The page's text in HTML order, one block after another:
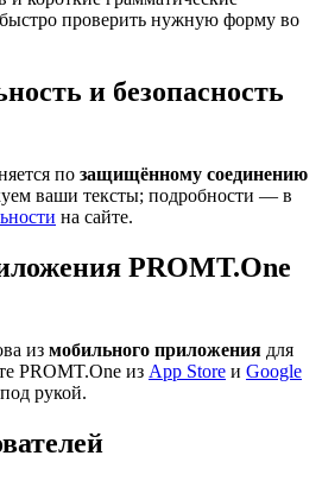
проверить нужную форму во
и безопасность
по защищённому соединению
ваши тексты; подробности — в
на сайте.
PROMT.One
из мобильного приложения для
PROMT.One из App Store и Google
рукой.